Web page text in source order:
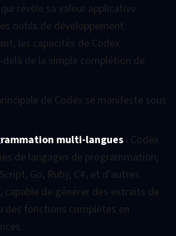
révèle sa valeur applicative
outils de développement
les capacités de Codex
de la simple complétion de
de Codex se manifeste sous
multi-langues : Codex
de langages de programmation,
Go, Ruby, C#, et d'autres
capable de générer des extraits de
des fonctions complètes en